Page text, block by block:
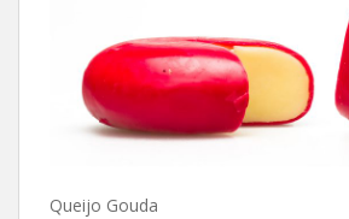
Queijo Gouda